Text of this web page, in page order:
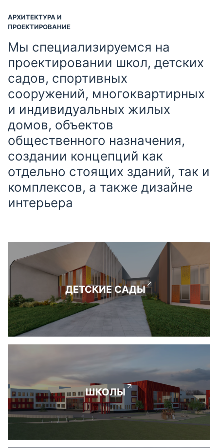
АРХИТЕКТУРА И
ПРОЕКТИРОВАНИЕ
Мы специализируемся на
проектировании школ, детских
садов, спортивных
сооружений, многоквартирных
и индивидуальных жилых
домов, объектов
общественного назначения,
создании концепций как
отдельно стоящих зданий, так и
комплексов, а также дизайне
интерьера
ДЕТСКИЕ САДЫ
ШКОЛЫ